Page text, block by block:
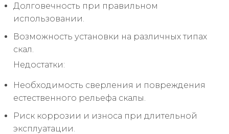
Долговечность при правильном
использовании.
Возможность установки на различных типах
скал.
Недостатки:
Необходимость сверления и повреждения
естественного рельефа скалы.
Риск коррозии и износа при длительной
эксплуатации.